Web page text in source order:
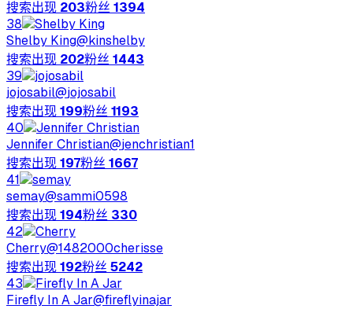
搜索出现 203粉丝 1394
38
Shelby King@kinshelby
搜索出现 202粉丝 1443
39
jojosabil@jojosabil
搜索出现199粉丝 1193
40
Jennifer Christian@jenchristian1
搜索出现197粉丝 1667
41
semay@sammi0598
搜索出现194粉丝 330
42
Cherry@1482000cherisse
搜索出现192粉丝 5242
43
Firefly In A Jar@fireflyinajar